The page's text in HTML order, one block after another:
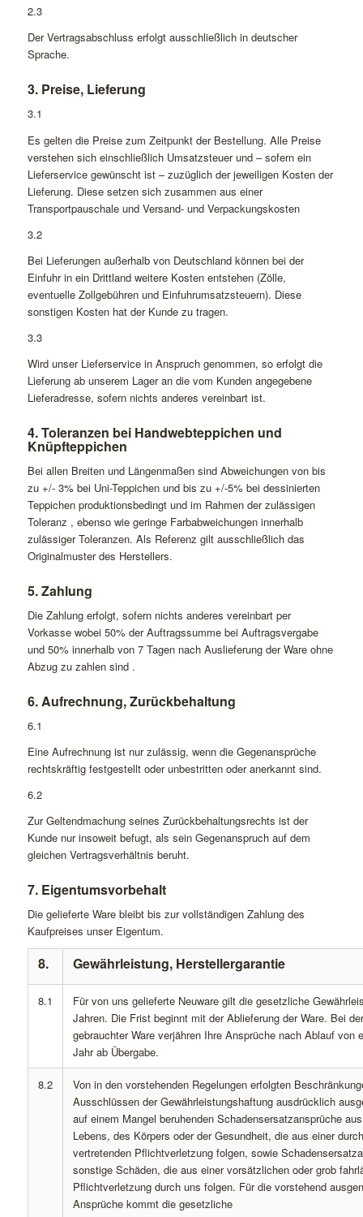
2.3
Der Vertragsabschluss erfolgt ausschließlich in deutscher
Sprache.
3. Preise, Lieferung
3.1
Es gelten die Preise zum Zeitpunkt der Bestellung. Alle Preise
verstehen sich einschließlich Umsatzsteuer und – sofern ein
Lieferservice gewünscht ist – zuzüglich der jeweiligen Kosten der
Lieferung. Diese setzen sich zusammen aus einer
Transportpauschale und Versand- und Verpackungskosten
3.2
Bei Lieferungen außerhalb von Deutschland können bei der
Einfuhr in ein Drittland weitere Kosten entstehen (Zölle,
eventuelle Zollgebühren und Einfuhrumsatzsteuern). Diese
sonstigen Kosten hat der Kunde zu tragen.
3.3
Wird unser Lieferservice in Anspruch genommen, so erfolgt die
Lieferung ab unserem Lager an die vom Kunden angegebene
Lieferadresse, sofern nichts anderes vereinbart ist.
4. Toleranzen bei Handwebteppichen und
Knüpfteppichen
Bei allen Breiten und Längenmaßen sind Abweichungen von bis
zu +/- 3% bei Uni-Teppichen und bis zu +/-5% bei dessinierten
Teppichen produktionsbedingt und im Rahmen der zulässigen
Toleranz , ebenso wie geringe Farbabweichungen innerhalb
zulässiger Toleranzen. Als Referenz gilt ausschließlich das
Originalmuster des Herstellers.
5. Zahlung
Die Zahlung erfolgt, sofern nichts anderes vereinbart per
Vorkasse wobei 50% der Auftragssumme bei Auftragsvergabe
und 50% innerhalb von 7 Tagen nach Auslieferung der Ware ohne
Abzug zu zahlen sind .
6. Aufrechnung, Zurückbehaltung
6.1
Eine Aufrechnung ist nur zulässig, wenn die Gegenansprüche
rechtskräftig festgestellt oder unbestritten oder anerkannt sind.
6.2
Zur Geltendmachung seines Zurückbehaltungsrechts ist der
Kunde nur insoweit befugt, als sein Gegenanspruch auf dem
gleichen Vertragsverhältnis beruht.
7. Eigentumsvorbehalt
Die gelieferte Ware bleibt bis zur vollständigen Zahlung des
Kaufpreises unser Eigentum.
8. Gewährleistung, Herstellergarantie
8.1
Für von uns gelieferte Neuware gilt die gesetzliche
Jahren. Die Frist beginnt mit der Ablieferung der Ware. Bei
gebrauchter Ware verjähren Ihre Ansprüche nach Ablauf von
Jahr ab Übergabe.
8.2
Von in den vorstehenden Regelungen erfolgten
Ausschlüssen der Gewährleistungshaftung ausdrücklich
auf einem Mangel beruhenden Schadensersatzansprüche
Lebens, des Körpers oder der Gesundheit, die aus einer
vertretenden Pflichtverletzung folgen, sowie
sonstige Schäden, die aus einer vorsätzlichen oder grob
Pflichtverletzung durch uns folgen. Für die vorstehend
Ansprüche kommt die gesetzliche